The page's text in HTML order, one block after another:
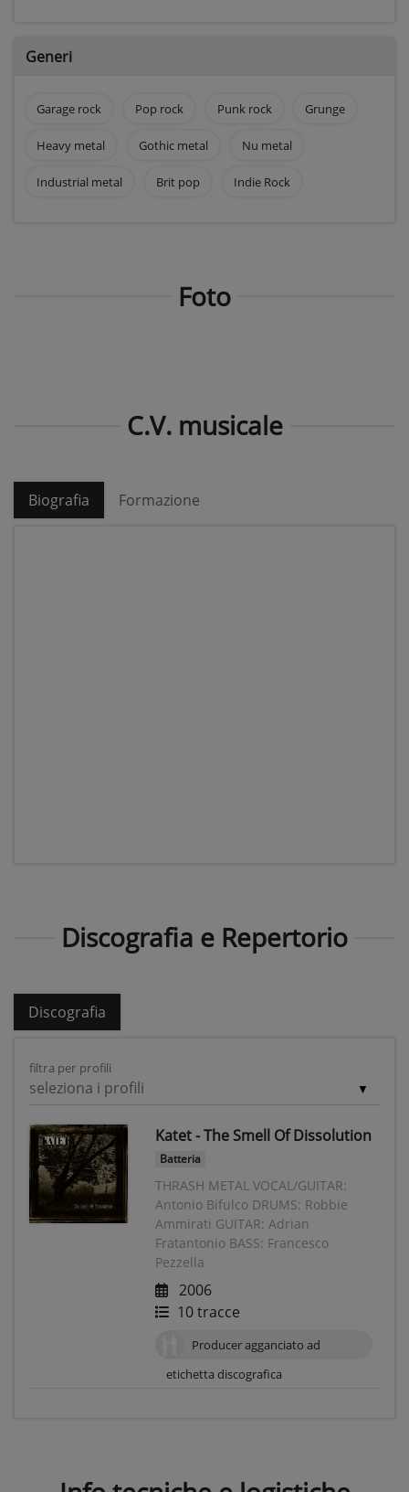
Generi
Garage rock Pop rock Punk rock Grunge
Heavy metal Gothic metal Nu metal
Industrial metal Brit pop Indie Rock
Foto
C.V. musicale
Biografia Formazione
Discografia e Repertorio
Discografia
filtra per profili
seleziona i profili
Katet - The Smell Of Dissolution
Batteria
THRASH METAL VOCAL/GUITAR:
Antonio Bifulco DRUMS: Robbie
Ammirati GUITAR: Adrian
Fratantonio BASS: Francesco
Pezzella
2006
10 tracce
Producer agganciato ad
etichetta discografica